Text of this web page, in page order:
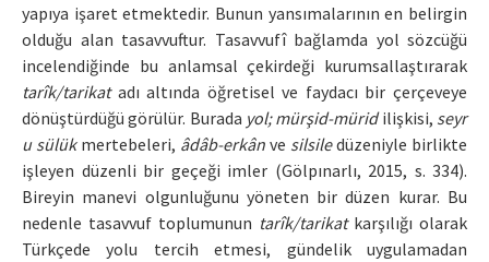
yapıya işaret etmektedir. Bunun yansımalarının en belirgin
olduğu alan tasavvuftur. Tasavvufî bağlamda yol sözcüğü
incelendiğinde bu anlamsal çekirdeği kurumsallaştırarak
tarîk/tarikatadı altında öğretisel ve faydacı bir çerçeveye
dönüştürdüğü görülür. Burada yol; mürşid-müridilişkisi, seyr
u sülükmertebeleri, âdâb-erkân ve silsiledüzeniyle birlikte
işleyen düzenli bir geçeği imler (Gölpınarlı, 2015, s. 334).
Bireyin manevi olgunluğunu yöneten bir düzen kurar. Bu
nedenle tasavvuf toplumunun tarîk/tarikatkarşılığı olarak
Türkçede yolu tercih etmesi, gündelik uygulamadan